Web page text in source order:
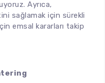
Ayrıca,
sağlamak için sürekli
emsal kararları takip